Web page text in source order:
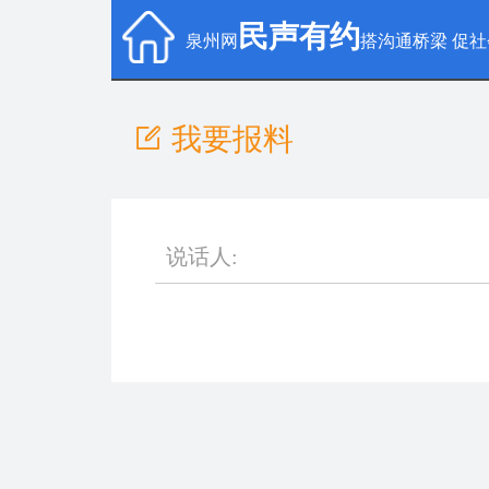
泉州网 民声有约搭沟通桥梁 促
我要报料
说话人: